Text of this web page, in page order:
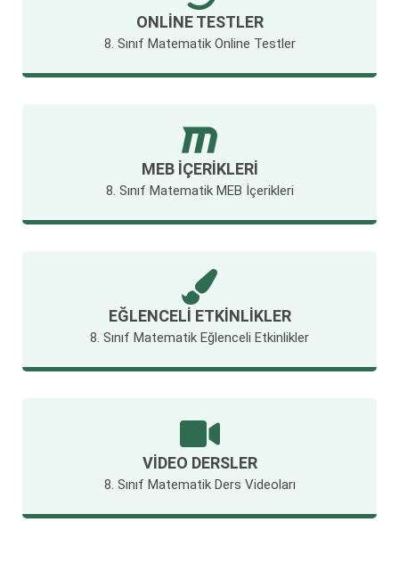
ONLINE TESTLER
8. Sınıf Matematik Online Testler
MEB İÇERIKLERI
8. Sınıf Matematik MEB İçerikleri
EĞLENCELI ETKINLIKLER
8. Sınıf Matematik Eğlenceli Etkinlikler
VIDEO DERSLER
8. Sınıf Matematik Ders Videoları